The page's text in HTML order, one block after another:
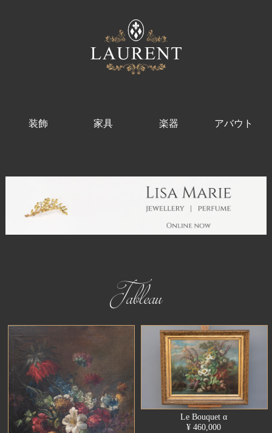
装飾 家具 楽器 アバウト
Tableau
Le Bouquet α
¥ 460,000